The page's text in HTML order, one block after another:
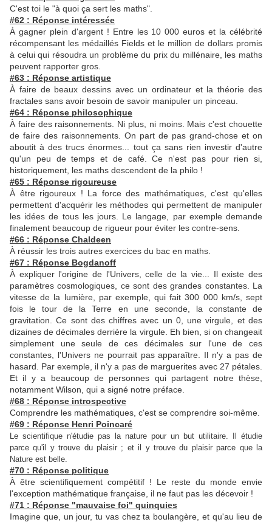
C'est toi le "à quoi ça sert les maths".
#62 : Réponse intéressée
À gagner plein d'argent ! Entre les 10 000 euros et la célébrité
récompensant les médaillés Fields et le million de dollars promis
à celui qui résoudra un problème du prix du millénaire, les maths
peuvent rapporter gros.
#63 : Réponse artistique
À faire de beaux dessins avec un ordinateur et la théorie des
fractales sans avoir besoin de savoir manipuler un pinceau.
#64 : Réponse philosophique
À faire des raisonnements. Ni plus, ni moins. Mais c'est chouette
de faire des raisonnements. On part de pas grand-chose et on
aboutit à des trucs énormes... tout ça sans rien investir d'autre
qu'un peu de temps et de café. Ce n'est pas pour rien si,
historiquement, les maths descendent de la philo !
#65 : Réponse rigoureuse
À être rigoureux ! La force des mathématiques, c'est qu'elles
permettent d'acquérir les méthodes qui permettent de manipuler
les idées de tous les jours. Le langage, par exemple demande
finalement beaucoup de rigueur pour éviter les contre-sens.
#66 : Réponse Chaldeen
À réussir les trois autres exercices du bac en maths.
#67 : Réponse Bogdanoff
À expliquer l'origine de l'Univers, celle de la vie... Il existe des
paramètres cosmologiques, ce sont des grandes constantes. La
vitesse de la lumière, par exemple, qui fait 300 000 km/s, sept
fois le tour de la Terre en une seconde, la constante de
gravitation. Ce sont des chiffres avec un 0, une virgule, et des
dizaines de décimales derrière la virgule. Eh bien, si on changeait
simplement une seule de ces décimales sur l'une de ces
constantes, l'Univers ne pourrait pas apparaître. Il n'y a pas de
hasard. Par exemple, il n'y a pas de marguerites avec 27 pétales.
Et il y a beaucoup de personnes qui partagent notre thèse,
notamment Wilson, qui a signé notre préface.
#68 : Réponse introspective
Comprendre les mathématiques, c'est se comprendre soi-même.
#69 : Réponse Henri Poincaré
Le scientifique n'étudie pas la nature pour un but utilitaire. Il étudie
parce qu'il y trouve du plaisir ; et il y trouve du plaisir parce que la
Nature est belle.
#70 : Réponse politique
À être scientifiquement compétitif ! Le reste du monde envie
l'exception mathématique française, il ne faut pas les décevoir !
#71 : Réponse "mauvaise foi" quinquies
Imagine que, un jour, tu vas chez ta boulangère, et qu'au lieu de